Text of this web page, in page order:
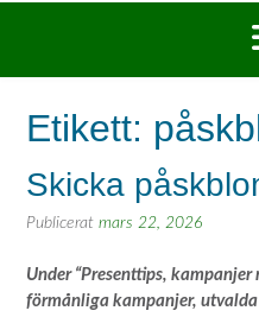
Etikett:
Skicka
Publicerat mars 22, 2026
Under “Presenttips, kampanjer
förmånliga kampanjer,